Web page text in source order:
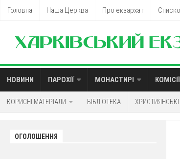
Головна Наша Церква Про екзархат
НОВИНИ ПАРОХІЇ МОНАСТИРІ КОМІСІЇ
КОРИСНІ МАТЕРІАЛИ БІБЛІОТЕКА
ОГОЛОШЕННЯ